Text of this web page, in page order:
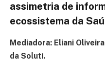
assimetria de
ecossistema da
Mediadora: Eliani
da Soluti.